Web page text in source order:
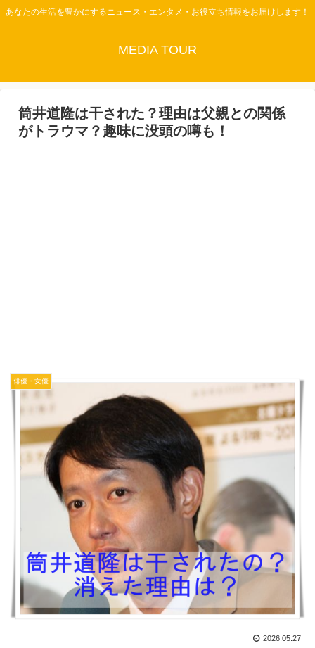
あなたの生活を豊かにするニュース・エンタメ・お役立ち情報をお届けします！
MEDIA TOUR
筒井道隆は干された？理由は父親との関係
がトラウマ？趣味に没頭の噂も！
俳優・女優
2026.05.27